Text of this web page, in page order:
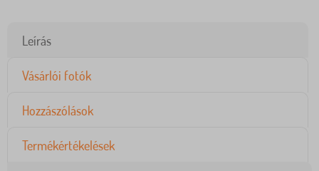
Leírás
Vásárlói fotók
Hozzászólások
Termékértékelések